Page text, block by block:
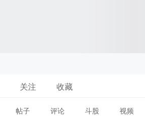
关注 收藏
帖子 评论 斗股 视频